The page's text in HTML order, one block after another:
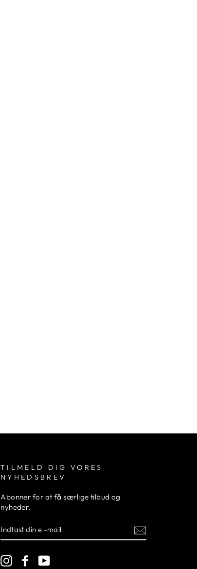
TILMELD DIG VORES
NYHEDSBREV
Abonner for at få særlige tilbud og
nyheder.
DIN
E
MAILInstagramFacebook